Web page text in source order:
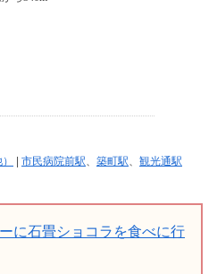
市民病院前駅、 築町駅、 観光通駅
に石畳ショコラを食べに行